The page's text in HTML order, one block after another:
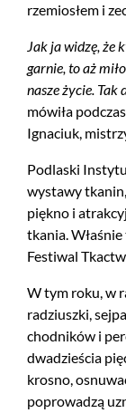
rzemiosłem i
Jak ja widzę, że
garnie, to aż
nasze życie. Tak
mówiła
Ignaciuk,
Podlaski
wystawy
piękno i
tkania.
Festiwal
W tym roku, w
radziuszki,
chodników i
dwadzieścia
krosno,
poprowadzą